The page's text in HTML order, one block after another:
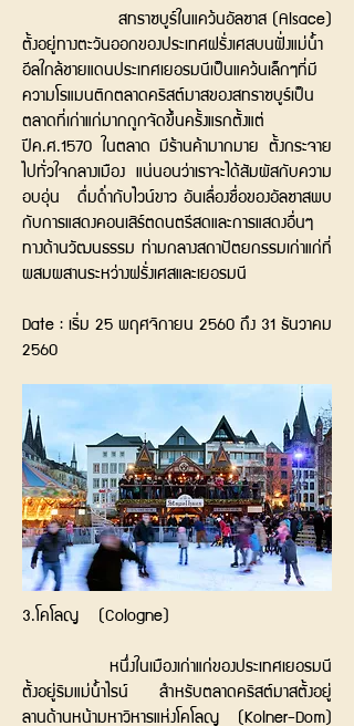
สทราซบูร์ในแคว้นอัลซาส (Alsace)
ตั้งอยู่ทางตะวันออกของประเทศฝรั่งเศสบนฝั่งแม่น้ำ
อีลใกล้ชายแดนประเทศเยอรมนีเป็นแคว้นเล็กๆที่มี
ความโรแมนติกตลาดคริสต์มาสของสทราซบูร์เป็น
ตลาดที่เก่าแก่มากถูกจัดขึ้นครั้งแรกตั้งแต่
ปีค.ศ.1570 ในตลาด มีร้านค้ามากมาย ตั้งกระจาย
ไปทั่วใจกลางเมือง แน่นอนว่าเราจะได้สัมผัสกับความ
อบอุ่น ดื่มด่ำกับไวน์ขาว อันเลื่องชื่อของอัลซาสพบ
กับการแสดงคอนเสิร์ตดนตรีสดและการแสดงอื่นๆ
ทางด้านวัฒนธรรม ท่ามกลางสถาปัตยกรรมเก่าแก่ที่
ผสมผสานระหว่างฝรั่งเศสและเยอรมนี
Date : เริ่ม 25 พฤศจิกายน 2560 ถึง 31 ธันวาคม
2560
3.โคโลญ (Cologne)
หนึ่งในเมืองเก่าแก่ของประเทศเยอรมนี
ตั้งอยู่ริมแม่น้ำไรน์ สำหรับตลาดคริสต์มาสตั้งอยู่
ลานด้านหน้ามหาวิหารแห่งโคโลญ (Kolner-Dom)